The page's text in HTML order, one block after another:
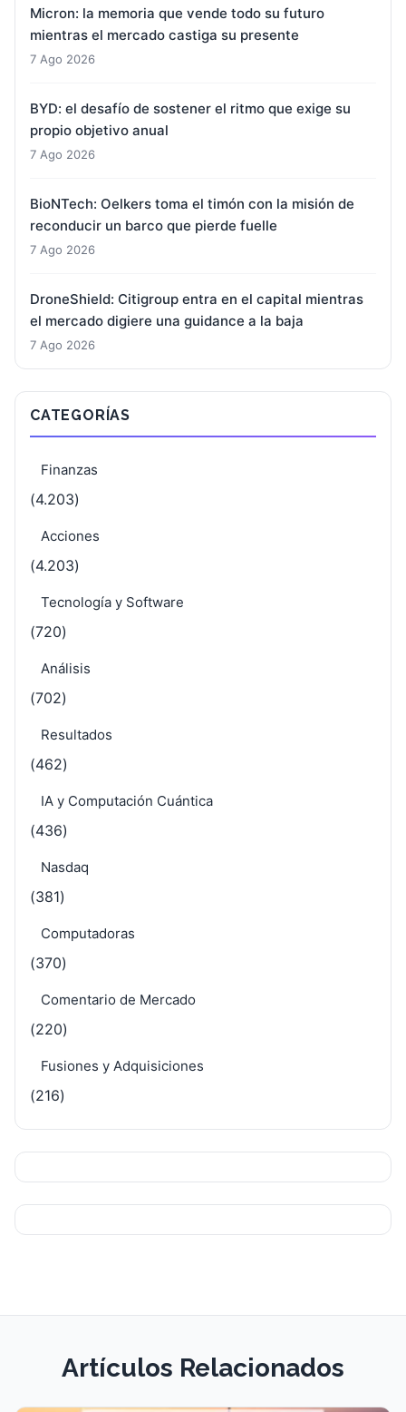
Micron: la memoria que vende todo su futuro
mientras el mercado castiga su presente
7 Ago 2026
BYD: el desafío de sostener el ritmo que exige su
propio objetivo anual
7 Ago 2026
BioNTech: Oelkers toma el timón con la misión de
reconducir un barco que pierde fuelle
7 Ago 2026
DroneShield: Citigroup entra en el capital mientras
el mercado digiere una guidance a la baja
7 Ago 2026
CATEGORÍAS
Finanzas
(4.203)
Acciones
(4.203)
Tecnología y Software
(720)
Análisis
(702)
Resultados
(462)
IA y Computación Cuántica
(436)
Nasdaq
(381)
Computadoras
(370)
Comentario de Mercado
(220)
Fusiones y Adquisiciones
(216)
Artículos Relacionados